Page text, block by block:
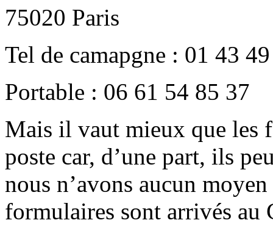
75020 Paris
Tel de camapgne : 01 43
Portable : 06 61 54 85 37
Mais il vaut mieux que les
poste car, d’une part, ils
nous n’avons aucun
formulaires sont arrivés